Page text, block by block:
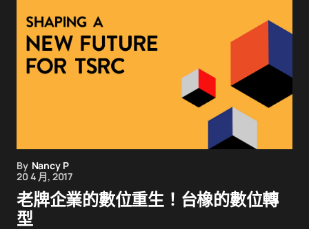
By Nancy P
20 4 月, 2017
老牌企業的數位重生！台橡的數位轉
型